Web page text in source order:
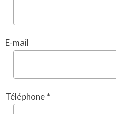
E-mail
Téléphone *